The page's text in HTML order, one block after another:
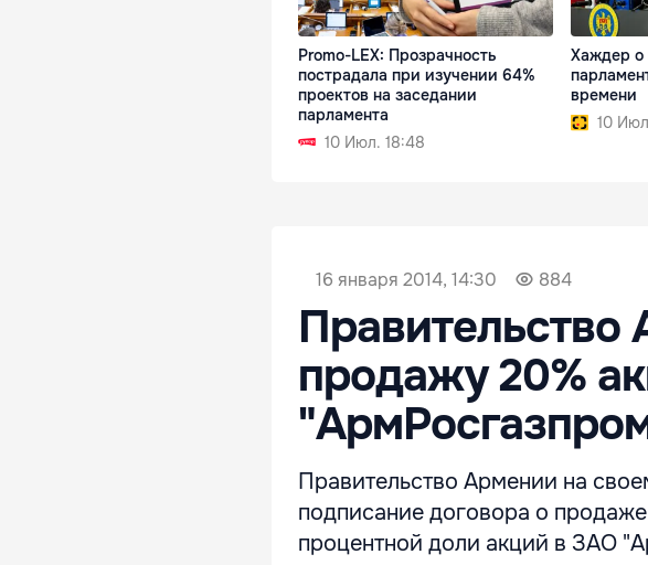
Promo-LEX: Прозрачность
пострадала при изучении 64%
проектов на заседании
парламента
10 Июл. 18:48
Хаждер о
времени
10
16 января 2014, 14:30 884
продажу 20%
Правительство Армении на
подписание договора о
процентной доли акций в ЗАО